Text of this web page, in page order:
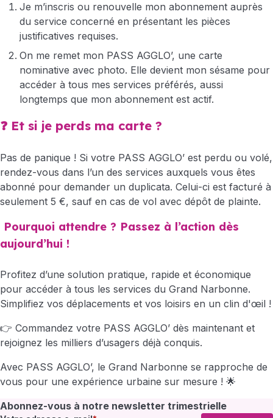
Je m’inscris ou renouvelle mon abonnement auprès
du service concerné en présentant les pièces
justificatives requises.
On me remet mon PASS AGGLO’, une carte
nominative avec photo. Elle devient mon sésame pour
accéder à tous mes services préférés, aussi
longtemps que mon abonnement est actif.
❓ Et si je perds ma carte ?
Pas de panique ! Si votre PASS AGGLO’ est perdu ou volé,
rendez-vous dans l’un des services auxquels vous êtes
abonné pour demander un duplicata. Celui-ci est facturé à
seulement 5 €, sauf en cas de vol avec dépôt de plainte.
Pourquoi attendre ? Passez à l’action dès
aujourd’hui !
Profitez d’une solution pratique, rapide et économique
pour accéder à tous les services du Grand Narbonne.
Simplifiez vos déplacements et vos loisirs en un clin d'œil !
👉 Commandez votre PASS AGGLO’ dès maintenant et
rejoignez les milliers d’usagers déjà conquis.
Avec PASS AGGLO’, le Grand Narbonne se rapproche de
vous pour une expérience urbaine sur mesure ! 🌟
Abonnez-vous à notre newsletter trimestrielle